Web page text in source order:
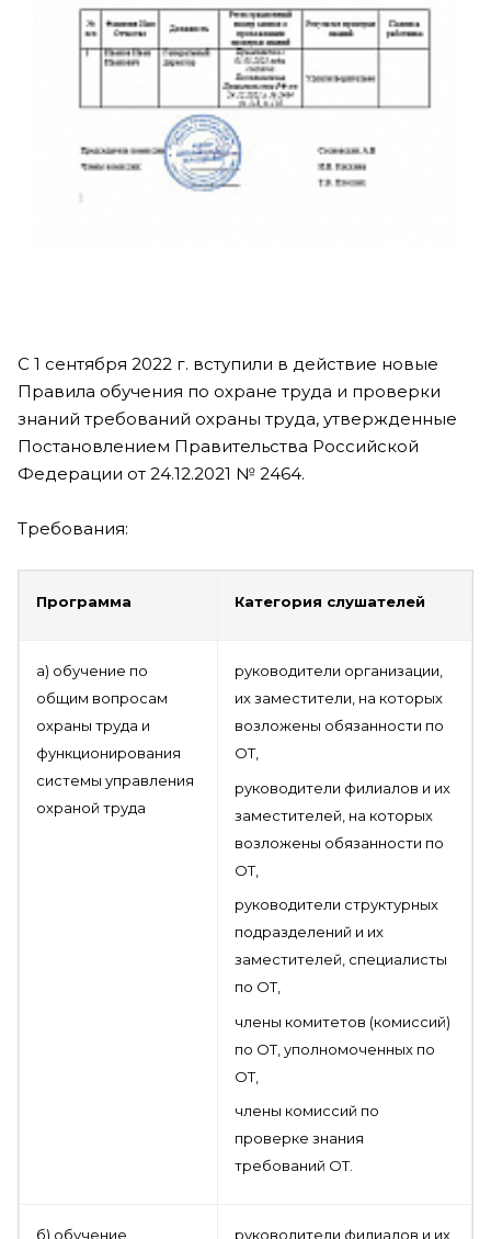
С 1 сентября 2022 г. вступили в действие новые
Правила обучения по охране труда и проверки
знаний требований охраны труда, утвержденные
Постановлением Правительства Российской
Федерации от 24.12.2021 № 2464.
Требования:
Программа Категория слушателей
а) обучение по
общим вопросам
охраны труда и
функционирования
системы управления
охраной труда
руководители организации,
их заместители, на которых
возложены обязанности по
ОТ,
руководители филиалов и их
заместителей, на которых
возложены обязанности по
ОТ,
руководители структурных
подразделений и их
заместителей, специалисты
по ОТ,
члены комитетов (комиссий)
по ОТ, уполномоченных по
ОТ,
члены комиссий по
проверке знания
требований ОТ.
б) обучение
руководители филиалов и их